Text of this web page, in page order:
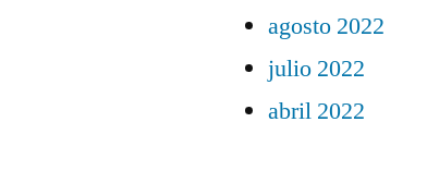
agosto 2022
julio 2022
abril 2022